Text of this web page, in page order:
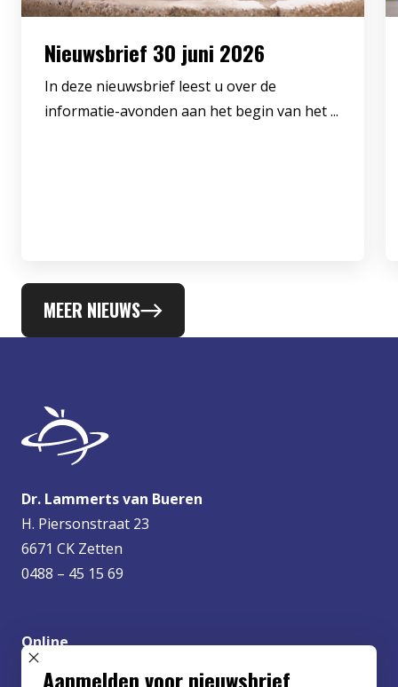
Nieuwsbrief 30 juni 2026
In deze nieuwsbrief leest u over de
informatie-avonden aan het begin van het ...
MEER NIEUWS
Dr. Lammerts van Bueren
H. Piersonstraat 23
6671 CK Zetten
0488 – 45 15 69
Online
info@lvbueren.nl
SLUIT POPUP
Aanmelden voor nieuwsbrief